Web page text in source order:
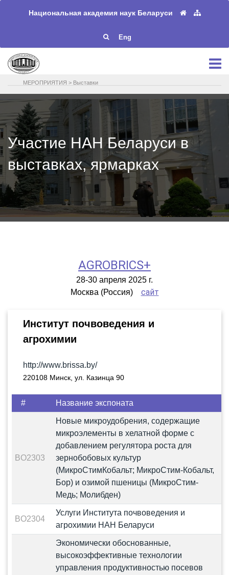
Национальная академия наук Беларуси
Eng
МЕРОПРИЯТИЯ > Выставки
Участие НАН Беларуси в
выставках, ярмарках
AGROBRICS+
28-30 апреля 2025 г.
Москва (Россия) сайт
Институт почвоведения и
агрохимии
http://www.brissa.by/
220108 Минск, ул. Казинца 90
# Название экспоната
BO2303
Новые микроудобрения, содержащие
микроэлементы в хелатной форме с
добавлением регулятора роста для
зернобобовых культур
(МикроСтимКобальт; МикроСтим-Кобальт,
Бор) и озимой пшеницы (МикроСтим-
Медь; Молибден)
BO2304
Услуги Института почвоведения и
агрохимии НАН Беларуси
Экономически обоснованные,
высокоэффективные технологии
управления продуктивностью посевов